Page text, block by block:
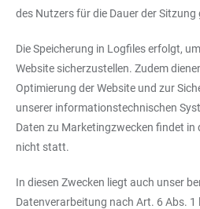
des Nutzers für die Dauer der Sitzung
Die Speicherung in Logfiles erfolgt,
Website sicherzustellen. Zudem
Optimierung der Website und zur
unserer informationstechnischen
Daten zu Marketingzwecken findet in
nicht statt.
In diesen Zwecken liegt auch unser
Datenverarbeitung nach Art. 6 Abs. 1